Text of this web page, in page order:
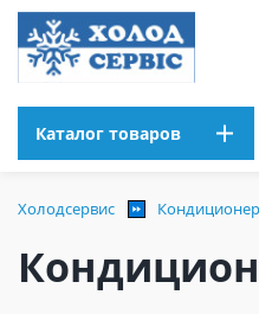
Каталог товаров
Холодсервис